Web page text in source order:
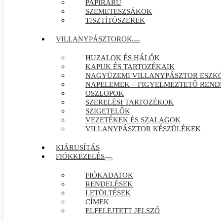
PAPÍRÁRÚ
SZEMETESZSÁKOK
TISZTÍTÓSZEREK
VILLANYPÁSZTOROK
HUZALOK ÉS HÁLÓK
KAPUK ÉS TARTOZÉKAIK
NAGYÜZEMI VILLANYPÁSZTOR
NAPELEMEK – FIGYELMEZTETŐ
OSZLOPOK
SZERELÉSI TARTOZÉKOK
SZIGETELŐK
VEZETÉKEK ÉS SZALAGOK
VILLANYPÁSZTOR KÉSZÜLÉKEK
KIÁRUSÍTÁS
FIÓKKEZELÉS
FIÓKADATOK
RENDELÉSEK
LETÖLTÉSEK
CÍMEK
ELFELEJTETT JELSZÓ